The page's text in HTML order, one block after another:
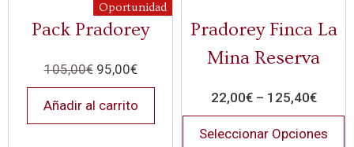
Oportunidad
Pack Pradorey
105,00€ 95,00€
Añadir al carrito
Pradorey Finca La
Mina Reserva
22,00€– 125,40€
Seleccionar Opciones